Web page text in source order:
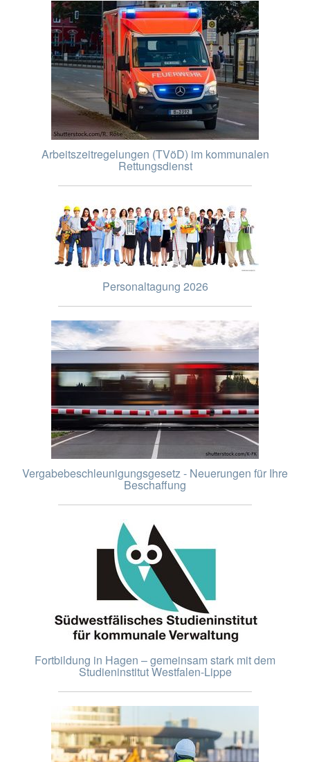
Arbeitszeitregelungen (TVöD) im kommunalen
Rettungsdienst
Personaltagung 2026
Vergabebeschleunigungsgesetz - Neuerungen für Ihre
Beschaffung
Fortbildung in Hagen – gemeinsam stark mit dem
Studieninstitut Westfalen-Lippe